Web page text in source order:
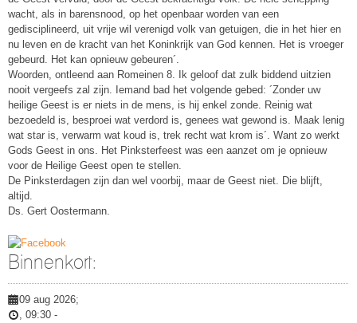
wacht, als in barensnood, op het openbaar worden van een
gedisciplineerd, uit vrije wil verenigd volk van getuigen, die in het hier en
nu leven en de kracht van het Koninkrijk van God kennen. Het is vroeger
gebeurd. Het kan opnieuw gebeuren´.
Woorden, ontleend aan Romeinen 8. Ik geloof dat zulk biddend uitzien
nooit vergeefs zal zijn. Iemand bad het volgende gebed: ´Zonder uw
heilige Geest is er niets in de mens, is hij enkel zonde. Reinig wat
bezoedeld is, besproei wat verdord is, genees wat gewond is. Maak lenig
wat star is, verwarm wat koud is, trek recht wat krom is´. Want zo werkt
Gods Geest in ons. Het Pinksterfeest was een aanzet om je opnieuw
voor de Heilige Geest open te stellen.
De Pinksterdagen zijn dan wel voorbij, maar de Geest niet. Die blijft,
altijd.
Ds. Gert Oostermann.
Binnenkort:
09 aug 2026;
, 09:30 -